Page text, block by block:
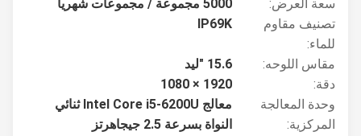
سعة العرض:
5000 مجموعة / مجموعات شهريا
تصنيف مقاوم
للماء:
IP69K
مقاس اللوحه:
1920 × 1080
وحدة المعالجة
المركزية:
معالج Intel Core i5-6200U ثنائي
النواة بسرعة 2.5 جيجاهرتز